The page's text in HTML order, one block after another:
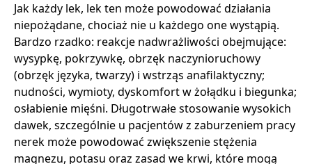
Jak każdy lek, lek ten może powodować działania
niepożądane, chociaż nie u każdego one wystąpią.
Bardzo rzadko: reakcje nadwrażliwości obejmujące:
wysypkę, pokrzywkę, obrzęk naczynioruchowy
(obrzęk języka, twarzy) i wstrząs anafilaktyczny;
nudności, wymioty, dyskomfort w żołądku i biegunka;
osłabienie mięśni. Długotrwałe stosowanie wysokich
dawek, szczególnie u pacjentów z zaburzeniem pracy
nerek może powodować zwiększenie stężenia
magnezu, potasu oraz zasad we krwi, które mogą